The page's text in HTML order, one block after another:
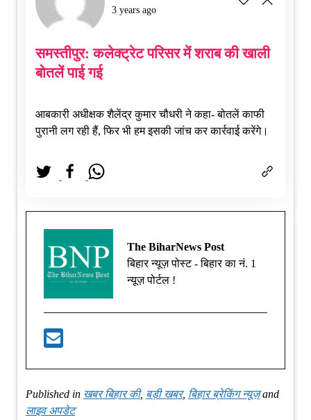
3 years ago
समस्तीपुर: कलेक्ट्रेट परिसर में शराब की खाली
बोतलें पाई गई
आबकारी अधीक्षक शैलेंद्र कुमार चौधरी ने कहा- बोतलें काफी
पुरानी लग रही हैं, फिर भी हम इसकी जांच कर कार्रवाई करेंगे।
The BiharNews Post
बिहार न्यूज़ पोस्ट - बिहार का नं. 1
न्यूज़ पोर्टल !
Published in खबर बिहार की, बड़ी खबर, बिहार ब्रेकिंग न्यूज़and
लाइव अपडेट